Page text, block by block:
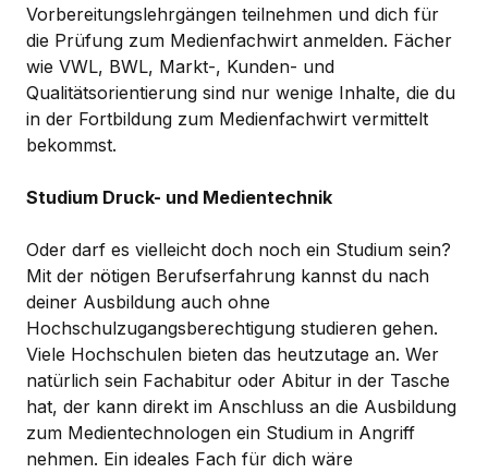
Vorbereitungslehrgängen teilnehmen und dich für
die Prüfung zum Medienfachwirt anmelden. Fächer
wie VWL, BWL, Markt-, Kunden- und
Qualitätsorientierung sind nur wenige Inhalte, die du
in der Fortbildung zum Medienfachwirt vermittelt
bekommst.
Studium Druck- und Medientechnik
Oder darf es vielleicht doch noch ein Studium sein?
Mit der nötigen Berufserfahrung kannst du nach
deiner Ausbildung auch ohne
Hochschulzugangsberechtigung studieren gehen.
Viele Hochschulen bieten das heutzutage an. Wer
natürlich sein Fachabitur oder Abitur in der Tasche
hat, der kann direkt im Anschluss an die Ausbildung
zum Medientechnologen ein Studium in Angriff
nehmen. Ein ideales Fach für dich wäre